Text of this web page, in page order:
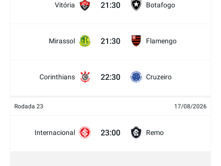
Vitória 21:30 Botafogo
Mirassol 21:30 Flamengo
Corinthians 22:30 Cruzeiro
Rodada 23 17/08/2026
Internacional 23:00 Remo